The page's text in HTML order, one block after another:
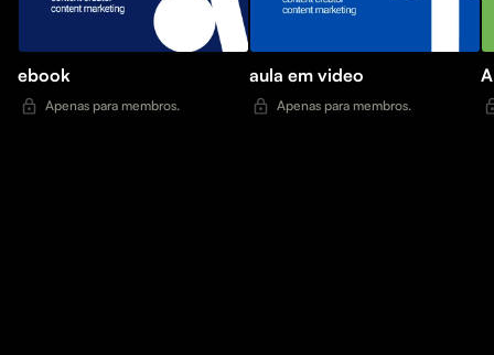
ebook
Apenas para membros.
aula em video
Apenas para membros.